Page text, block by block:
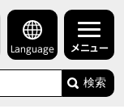
Language メニュー
検索